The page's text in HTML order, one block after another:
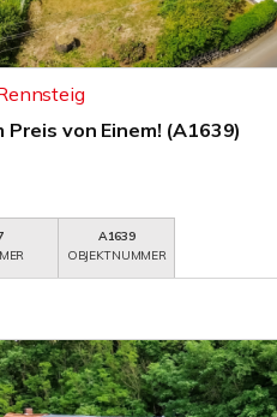
Preis von Einem! (A1639)
A1639
OBJEKTNUMMER